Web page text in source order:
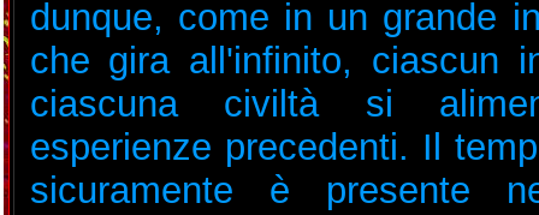
dunque, come in un grande
che gira all'infinito, ciascun
ciascuna civiltà si
esperienze precedenti. Il
sicuramente è presente